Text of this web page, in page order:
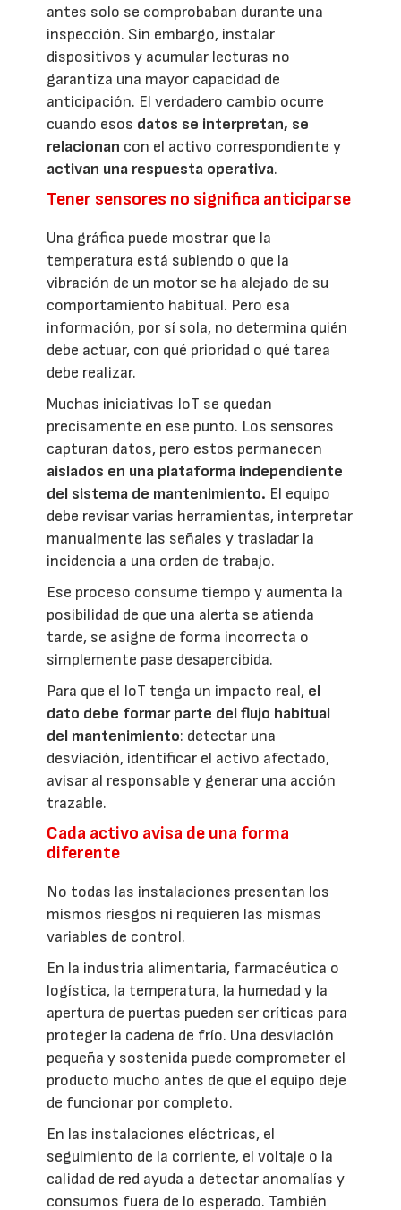
antes solo se comprobaban durante una
inspección. Sin embargo, instalar
dispositivos y acumular lecturas no
garantiza una mayor capacidad de
anticipación. El verdadero cambio ocurre
cuando esos datos se interpretan, se
relacionan con el activo correspondiente y
activan una respuesta operativa.
Tener sensores no significa anticiparse
Una gráfica puede mostrar que la
temperatura está subiendo o que la
vibración de un motor se ha alejado de su
comportamiento habitual. Pero esa
información, por sí sola, no determina quién
debe actuar, con qué prioridad o qué tarea
debe realizar.
Muchas iniciativas IoT se quedan
precisamente en ese punto. Los sensores
capturan datos, pero estos permanecen
aislados en una plataforma independiente
del sistema de mantenimiento. El equipo
debe revisar varias herramientas, interpretar
manualmente las señales y trasladar la
incidencia a una orden de trabajo.
Ese proceso consume tiempo y aumenta la
posibilidad de que una alerta se atienda
tarde, se asigne de forma incorrecta o
simplemente pase desapercibida.
Para que el IoT tenga un impacto real, el
dato debe formar parte del flujo habitual
del mantenimiento: detectar una
desviación, identificar el activo afectado,
avisar al responsable y generar una acción
trazable.
Cada activo avisa de una forma
diferente
No todas las instalaciones presentan los
mismos riesgos ni requieren las mismas
variables de control.
En la industria alimentaria, farmacéutica o
logística, la temperatura, la humedad y la
apertura de puertas pueden ser críticas para
proteger la cadena de frío. Una desviación
pequeña y sostenida puede comprometer el
producto mucho antes de que el equipo deje
de funcionar por completo.
En las instalaciones eléctricas, el
seguimiento de la corriente, el voltaje o la
calidad de red ayuda a detectar anomalías y
consumos fuera de lo esperado. También